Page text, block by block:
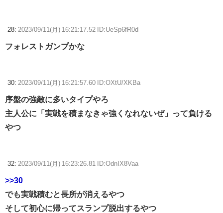
28: 2023/09/11(月) 16:21:17.52 ID:UeSp6fR0d
フォレストガンプかな
30: 2023/09/11(月) 16:21:57.60 ID:OXtU/XKBa
序盤の強敵に多いタイプやろ
主人公に「実戦を積まなきゃ強くなれないぜ」って負ける
やつ
32: 2023/09/11(月) 16:23:26.81 ID:OdnIX8Vaa
>>30
でも実戦積むと長所が消えるやつ
そして初心に帰ってスランプ脱出するやつ